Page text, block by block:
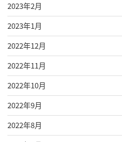
2023年2月
2023年1月
2022年12月
2022年11月
2022年10月
2022年9月
2022年8月